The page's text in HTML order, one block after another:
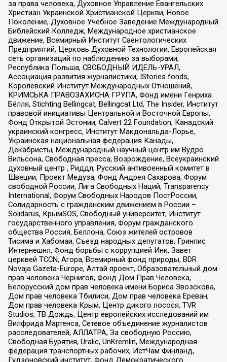
за права человека, Духовное Управление Евангельских
Христиан Украинской Христианской Церкви, Новое
Поколение, Духовное Учебное Заведение Международный
Библейский Колледж, Международное христианское
движение, Всемирный Институт Саентологических
Предприятий, Церковь Духовной Технологии, Европейская
сеть организаций по наблюдению за выборами,
Республика Польша, СВОБОДНЫЙ ИДЕЛЬ-УРАЛ,
Ассоциация развития журналистики, IStories fonds,
Королевский Институт Международных Отношений,
КРИМСЬКА ПРАВОЗАХИСНА ГРУПА, Фонд имени Генриха
Бёлля, Stichting Bellingcat, Bellingcat Ltd, The Insider, Институт
правовой инициативы Центральной и Восточной Европы,
Фонд Открытой Эстонии, Calvert 22 Foundation, Канадский
украинский конгресс, Институт Макдональда-Лорье,
Украинская национальная федерация Канады,
Декабристы, Международный научный центр им Вудро
Вильсона, Свободная пресса, Возрождение, Всеукраинский
духовный центр , Риддл, Русский антивоенный комитет в
Швеции, Проект Медуза, Фонд Андрея Сахарова, Форум
свободной России, Лига Свободных Наций, Transparеncy
International, Форум Свободных Народов ПостРоссии,
Солидарность с гражданским движением в России –
Solidarus, КрымSOS, Свободный университет, Институт
государственного управления, Форум гражданского
общества Россия, Беллона, Союз жителей островов
Тисима и Хабомаи, Съезд народных депутатов, Гринпис
Интернешнл, Фонд борьбы с коррупцией Инк, Завет
церквей TCCN, Агора, Всемирный фонд природы, BDR
Novaja Gazeta-Europe, Алтай проект, Образовательный дом
прав человека Чернигов, Фонд Дом Прав Человека,
Белорусский дом прав человека имени Бориса Звозскова,
Дом прав человека Тбилиси, Дом прав человека Ереван,
Дом прав человека Крым, Центр дикого лосося, TVR
Studios, ТВ Дождь, Центр европейских исследований им
Вилфрида Мартенса, Сетевое объединение журналистов
расследователей, АЛЛАТРА, За свободную Россию,
Свободная Бурятия, Uralic, UnKremlin, Международная
федерация транспортных рабочих, ИстЧам Финланд,
Гудзоновский институт, Фонд Демократического